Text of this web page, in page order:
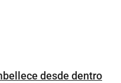
desde dentro